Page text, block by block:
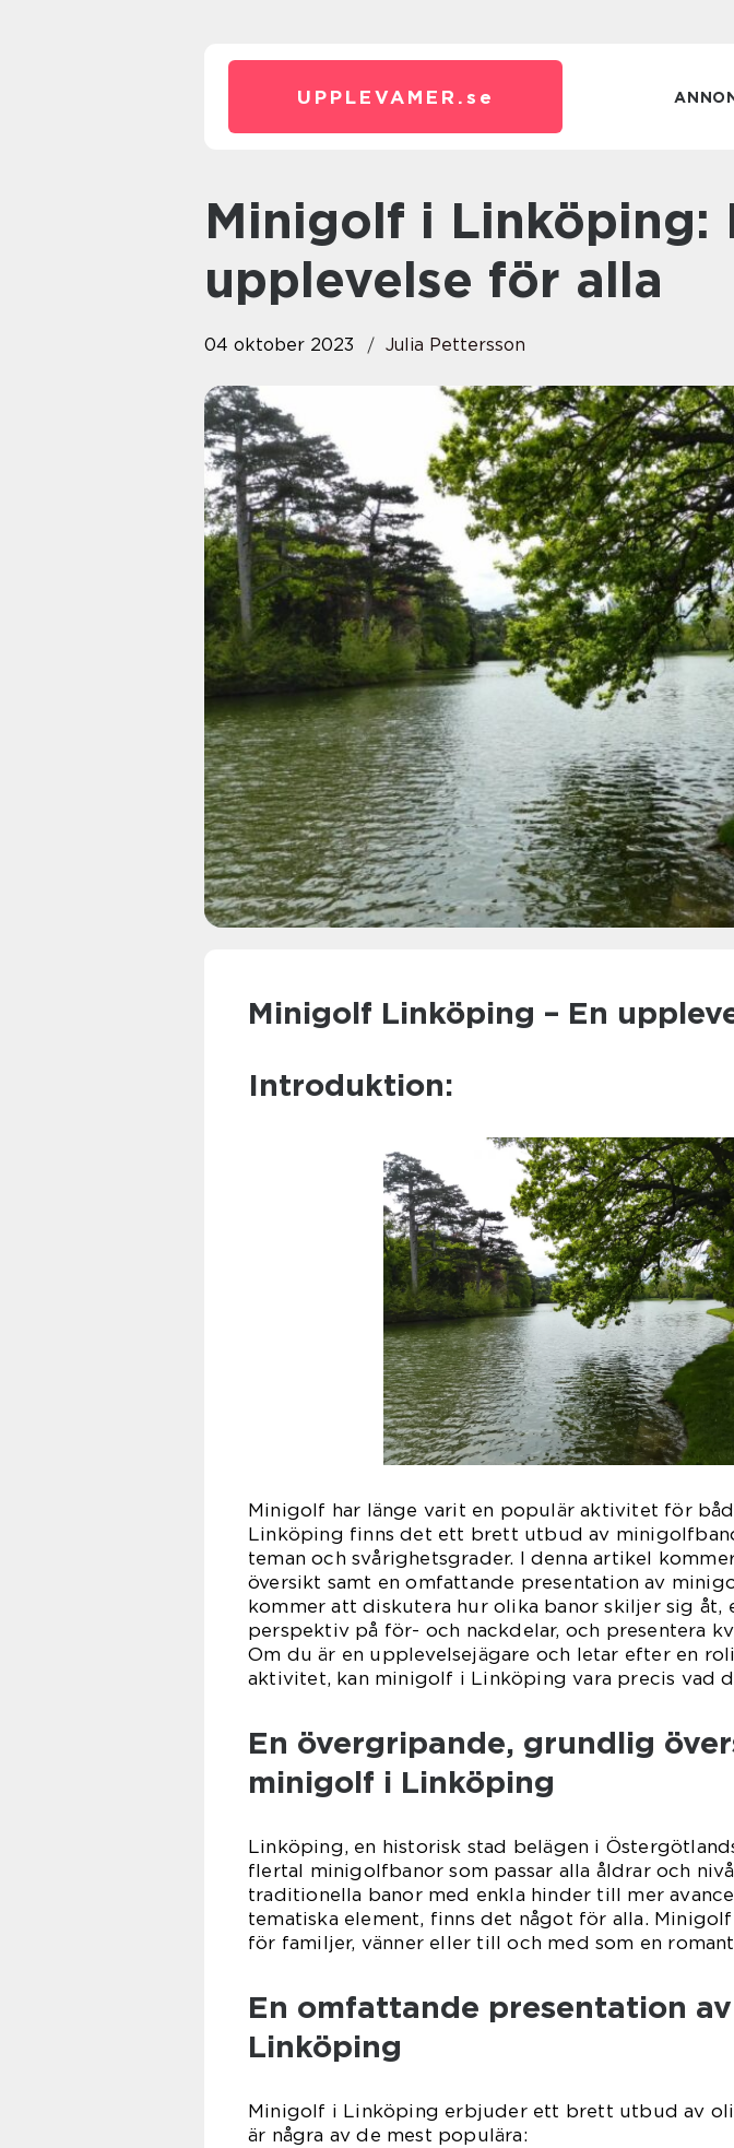
UPPLEVAMER. se
Minigolf i Linköping: En
upplevelse för alla
04 oktober 2023 Julia Pettersson
Minigolf Linköping – En
Introduktion:
Minigolf har länge varit en populär aktivitet för
Linköping finns det ett brett utbud av
teman och svårighetsgrader. I denna artikel
översikt samt en omfattande presentation av
kommer att diskutera hur olika banor skiljer sig åt,
perspektiv på för- och nackdelar, och presentera
Om du är en upplevelsejägare och letar efter en
aktivitet, kan minigolf i Linköping vara precis vad
En övergripande, grundlig
minigolf i Linköping
Linköping, en historisk stad belägen i
flertal minigolfbanor som passar alla åldrar och
traditionella banor med enkla hinder till mer
tematiska element, finns det något för alla.
för familjer, vänner eller till och med som en
En omfattande presentation
Linköping
Minigolf i Linköping erbjuder ett brett utbud av
är några av de mest populära: